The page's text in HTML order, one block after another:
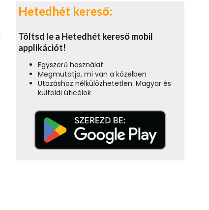
Hetedhét kereső:
Töltsd le a Hetedhét kereső mobil
applikációt!
Egyszerű használat
Megmutatja, mi van a közelben
Utazáshoz nélkülözhetetlen: Magyar és
külföldi úticélok